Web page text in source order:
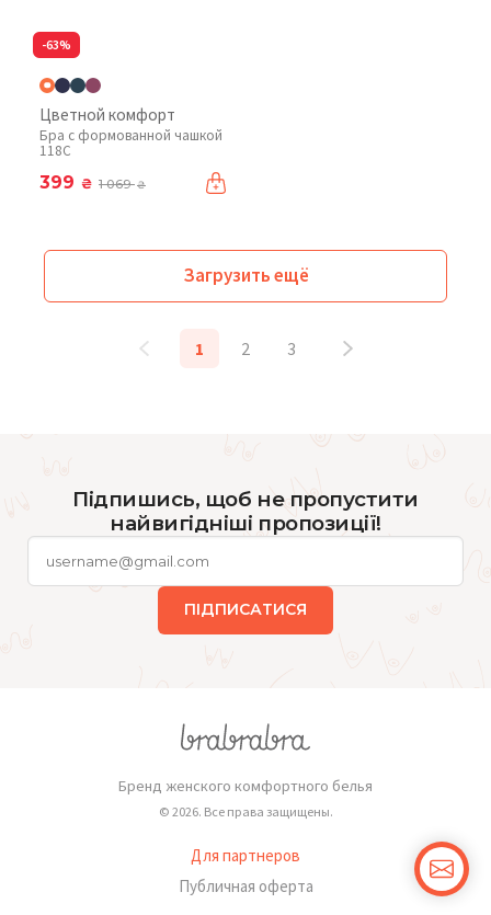
-63%
Цветной комфорт
Бра с формованной чашкой
118C
399 ₴ 1 069₴
Загрузить ещё
1 2 3
Підпишись, щоб не пропустити
найвигідніші пропозиції!
ПІДПИСАТИСЯ
Бренд женского комфортного белья
© 2026. Все права защищены.
Для партнеров
Публичная оферта